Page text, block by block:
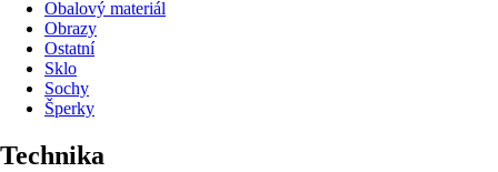
Obalový materiál
Obrazy
Ostatní
Sklo
Sochy
Šperky
Technika